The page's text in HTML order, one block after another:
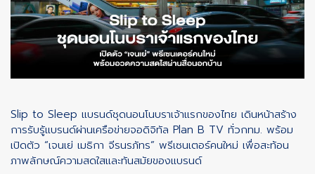
Slip to Sleep แบรนด์ชุดนอนโนบราเจ้าแรกของไทย เดินหน้าสร้าง
การรับรู้แบรนด์ผ่านเครือข่ายจอดิจิทัล Plan B TV ทั่วกทม. พร้อม
เปิดตัว “เจนเย่ เมธิกา จีรนรภัทร” พรีเซนเตอร์คนใหม่ เพื่อสะท้อน
ภาพลักษณ์ความสดใสและทันสมัยของแบรนด์